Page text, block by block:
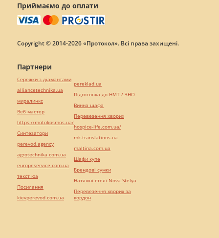
Приймаємо до оплати
Copyright © 2014-2026 «Протокол». Всі права захищені.
Партнери
Сережки з діамантами
alliancetechnika.ua
миралинкс
Веб мастер
https://motokosmos.ua/
Синтезатори
perevod.agency
agrotechnika.com.ua
europeservice.com.ua
текст юа
Посилання
kievperevod.com.ua
pereklad.ua
Підготовка до НМТ / ЗНО
Винна шафа
Перевезення хворих
hospice-life.com.ua/
mk-translations.ua
maltina.com.ua
Шафи купе
Брендові сумки
Натяжні стелі Nova Stelya
Перевезення хворих за
кордон